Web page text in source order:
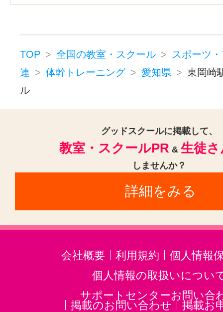
豊田市駅(1)
藤が丘駅(愛知)(1)
新日鉄前駅(1)
公園西駅(1)
西
神宮前駅(1)
三好ヶ丘駅(1)
植田駅(豊橋鉄道)(1)
高横須賀駅(1)
近鉄名古屋駅(1)
新豊橋駅(1)
西尾駅(1) 熱田駅
TOP 全国の教室・スクール
スポーツ
連
体幹トレーニング 愛知県
東岡崎
ル
グッドスクールに掲載して、
教室・スクールPR & 生徒
しませんか？
詳細をみる
会社概要 利用規約
個人情報
個人情報の取扱いについ
サポートセンターお問い合
掲載のお問い合わせ
掲載お